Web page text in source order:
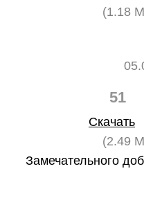
(1.18
51
Скачать
(2.49
Замечательного